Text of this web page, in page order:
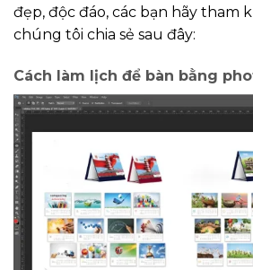
đẹp, độc đáo, các bạn hãy tham
chúng tôi chia sẻ sau đây:
Cách làm lịch để bàn bằng